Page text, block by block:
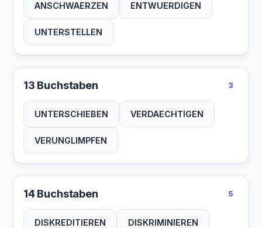
VERKLEINERN
VERSCHREIEN
ANSCHWAERZEN ENTWUERDIGEN
UNTERSTELLEN
13 Buchstaben 3
UNTERSCHIEBEN VERDAECHTIGEN
VERUNGLIMPFEN
14 Buchstaben 5
DISKREDITIEREN DISKRIMINIEREN